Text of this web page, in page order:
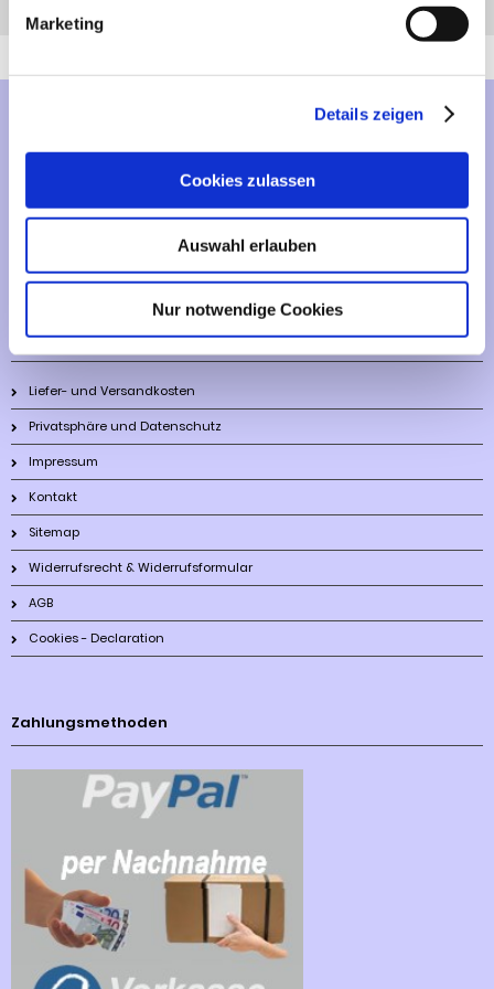
Marketing
Details zeigen
Cookies zulassen
Auswahl erlauben
Nur notwendige Cookies
Anfrage
Artikelfinder
Vertrag widerrufen
Informationen
Liefer- und Versandkosten
Privatsphäre und Datenschutz
Impressum
Kontakt
Sitemap
Widerrufsrecht & Widerrufsformular
AGB
Cookies - Declaration
Zahlungsmethoden